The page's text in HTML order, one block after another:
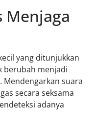
Menjaga
yang ditunjukkan
berubah menjadi
Mendengarkan suara
secara seksama
adanya